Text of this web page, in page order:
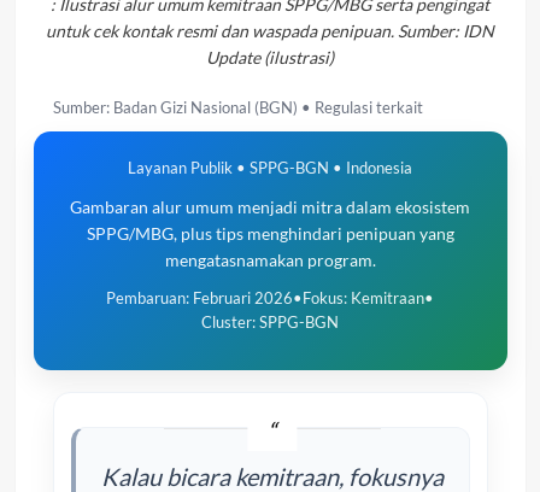
untuk cek kontak resmi dan waspada penipuan. Sumber: IDN
Update (ilustrasi)
Sumber: Badan Gizi Nasional (BGN) • Regulasi terkait
Layanan Publik • SPPG-BGN • Indonesia
Gambaran alur umum menjadi mitra dalam ekosistem
SPPG/MBG, plus tips menghindari penipuan yang
mengatasnamakan program.
Pembaruan: Februari 2026•Fokus: Kemitraan•
Cluster: SPPG-BGN
Kalau bicara kemitraan, fokusnya